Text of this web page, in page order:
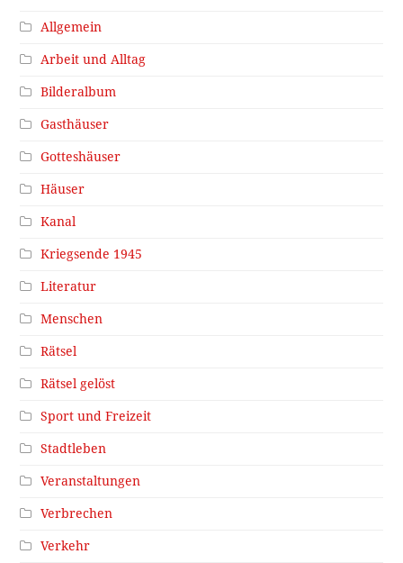
Allgemein
Arbeit und Alltag
Bilderalbum
Gasthäuser
Gotteshäuser
Häuser
Kanal
Kriegsende 1945
Literatur
Menschen
Rätsel
Rätsel gelöst
Sport und Freizeit
Stadtleben
Veranstaltungen
Verbrechen
Verkehr